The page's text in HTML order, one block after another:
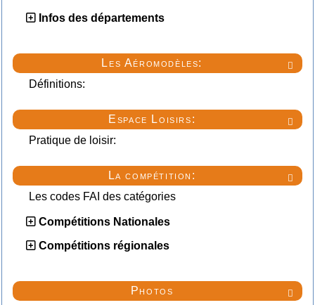
Infos des départements

Les Aéromodèles:
Définitions:

Espace Loisirs:
Pratique de loisir:

La compétition:
Les codes FAI des catégories
Compétitions Nationales
Compétitions régionales

Photos